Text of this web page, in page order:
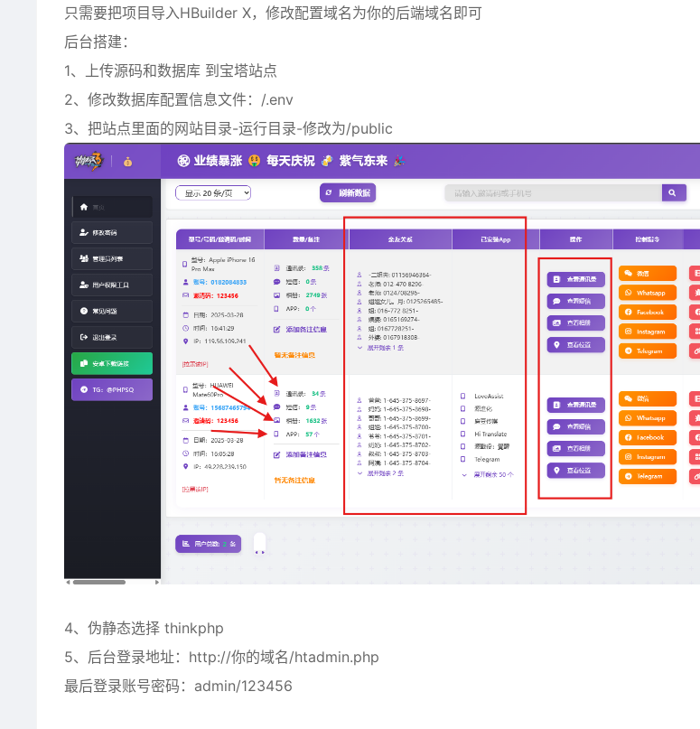
只需要把项目导入HBuilder X，修改配置域名为你的后端域名即可
后台搭建：
1、上传源码和数据库 到宝塔站点
2、修改数据库配置信息文件：/.env
3、把站点里面的网站目录-运行目录-修改为/public
4、伪静态选择 thinkphp
5、后台登录地址：http://你的域名/htadmin.php
最后登录账号密码：admin/123456